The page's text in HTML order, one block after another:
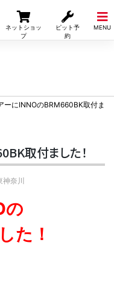
ネットショッ
プ
ピット予
約
MENU
ーにINNOのBRM660BK取付ま
取付ました！
神奈川
の
た！